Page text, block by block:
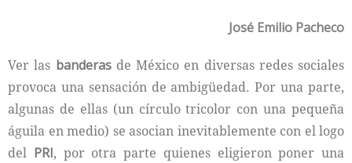
José Emilio Pacheco
Ver las banderasde México en diversas redes sociales
provoca una sensación de ambigüedad. Por una parte,
algunas de ellas (un círculo tricolor con una pequeña
águila en medio) se asocian inevitablemente con el logo
del PRI, por otra parte quienes eligieron poner una